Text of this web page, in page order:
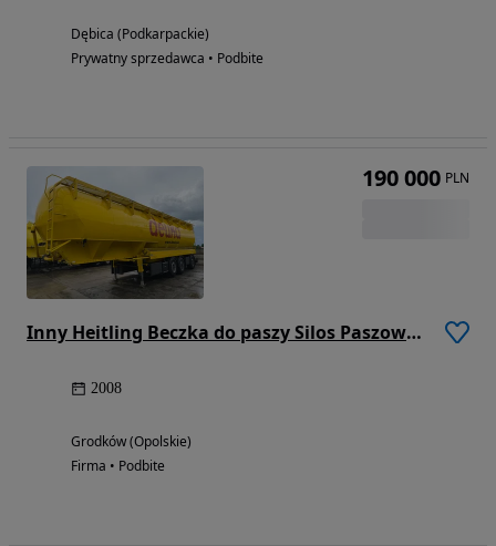
Dębica (Podkarpackie)
Prywatny sprzedawca • Podbite
Inny Heitling Beczka do paszy Silos Paszowóz SAF typu WELGRO
2008
Grodków (Opolskie)
Firma • Podbite
190 000 PLN